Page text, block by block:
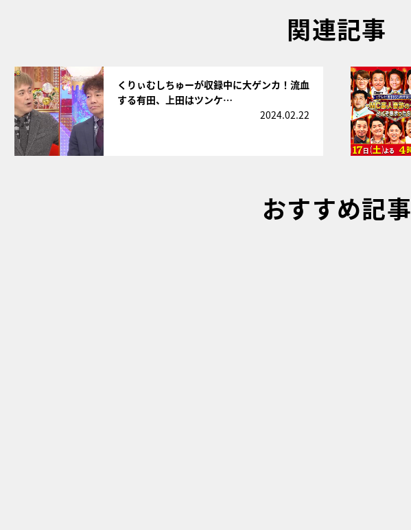
関連記事
くりぃむしちゅーが収録中に大ゲンカ！流血
する有田、上田はツンケ…
2024.02.22
おすすめ記事